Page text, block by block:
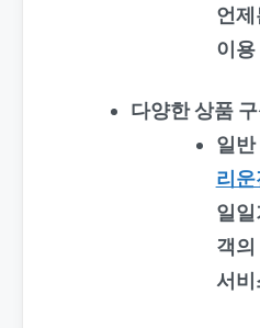
언
이용
다양한 상품
일
리운
일일
객
서비